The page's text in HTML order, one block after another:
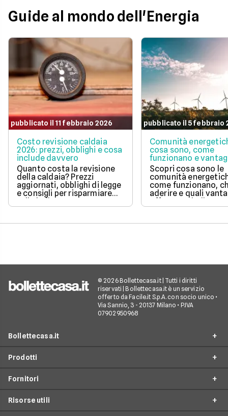
soluzione a prezzo variabile
consente di agganciare la
all'andamento aggiornato
del mercato dell'energia
naturale.
aiutano a tenere
controllo le spese di
Scopri la soluzione
conveniente per te
quelle proposte da
Illumia e Ajò Energia
risparmiare fin da
Guide al mondo dell'Energia
pubblicato il 11 febbraio 2026
Costo revisione caldaia
2026: prezzi, obblighi e cosa
include davvero
Quanto costa la revisione
della caldaia? Prezzi
aggiornati, obblighi di legge
e consigli per risparmiare
sulla bolletta gas.
pubblicato il 5 febbraio
Comunità
cosa sono, come
funzionano e
Scopri cosa sono le
comunità
come funzionano,
aderire e quali
offrono su bolletta e
sostenibilità.
© 2026 Bollettecasa.it | Tutti i diritti
riservati | Bollettecasa.it è un servizio
offerto da Facile.it S.p.A. con socio unico •
Via Sannio, 3 - 20137 Milano • P.IVA
07902950968
Bollettecasa.it
Contatti
Servizio clienti
Prodotti
Offerte Internet Casa
Fornitori
Risorse utili